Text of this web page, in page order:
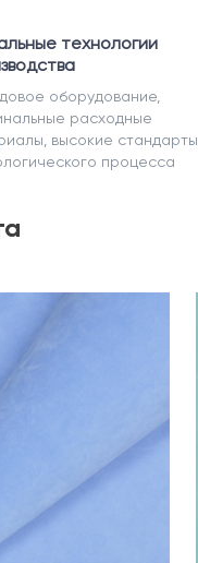
технологии
оборудование,
расходные
высокие стандарты
процесса